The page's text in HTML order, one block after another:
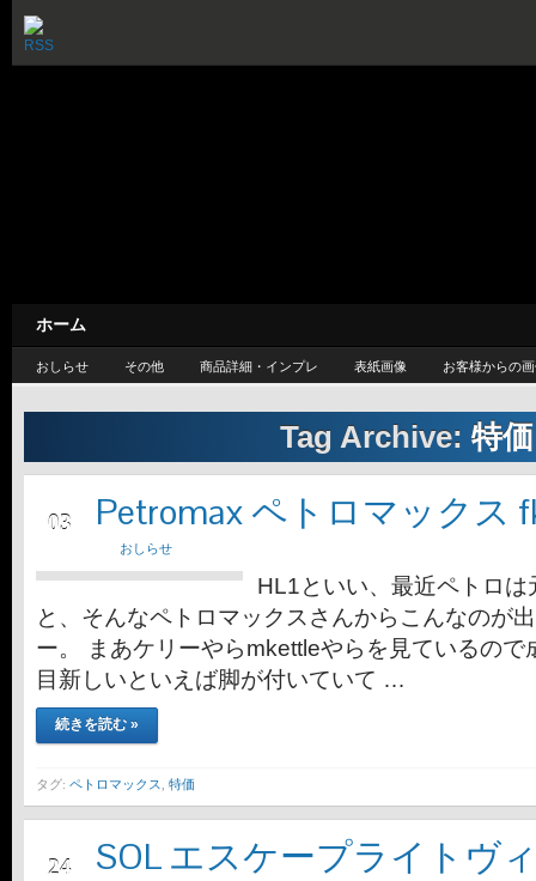
ホーム
おしらせ その他 商品詳細・インプレ 表紙画像 お客様からの
Tag Archive: 特価
03 Petromax ペトロマックス
おしらせ
HL1といい、最近ペトロ
と、そんなペトロマックスさんからこんなのが
ー。 まあケリーやらmkettleやらを見ているので
目新しいといえば脚が付いていて …
続きを読む »
タグ: ペトロマックス 特価
24
SOL エスケープライトヴ